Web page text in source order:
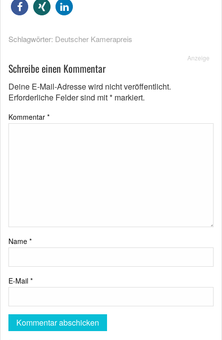
Schlagwörter: Deutscher Kamerapreis
Anzeige
Schreibe einen Kommentar
Deine E-Mail-Adresse wird nicht veröffentlicht.
Erforderliche Felder sind mit* markiert.
Kommentar *
Name *
E-Mail *